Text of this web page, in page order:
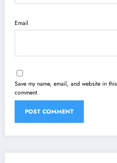
Email
Save my name, email, and website in
comment.